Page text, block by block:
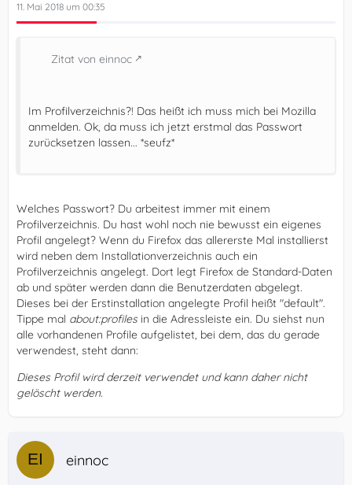
11. Mai 2018 um 00:35
Zitat von einnoc
Im Profilverzeichnis?! Das heißt ich muss mich bei Mozilla
anmelden. Ok, da muss ich jetzt erstmal das Passwort
zurücksetzen lassen... *seufz*
Welches Passwort? Du arbeitest immer mit einem
Profilverzeichnis. Du hast wohl noch nie bewusst ein eigenes
Profil angelegt? Wenn du Firefox das allererste Mal installierst
wird neben dem Installationverzeichnis auch ein
Profilverzeichnis angelegt. Dort legt Firefox de Standard-Daten
ab und später werden dann die Benutzerdaten abgelegt.
Dieses bei der Erstinstallation angelegte Profil heißt "default".
Tippe mal about:profilesin die Adressleiste ein. Du siehst nun
alle vorhandenen Profile aufgelistet, bei dem, das du gerade
verwendest, steht dann:
Dieses Profil wird derzeit verwendet und kann daher nicht
gelöscht werden.
einnoc